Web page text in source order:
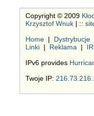
Copyright © 2009
Krzysztof Wnuk | ::
Home | Dystrybucje
Linki | Reklama |
IPv6 provides
Twoje IP: